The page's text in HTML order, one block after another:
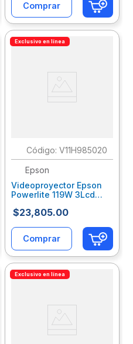
Comprar
Exclusivo en línea
: V11H985020
Epson
Videoproyector Epson
Powerlite 119W 3Lcd
Resolución Wxga
Epevidae004
$23,805.00
Comprar
Exclusivo en línea